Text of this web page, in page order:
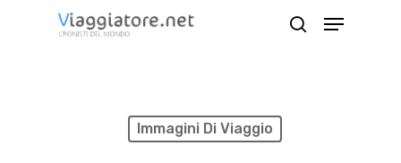
Menu
Immagini Di Viaggio